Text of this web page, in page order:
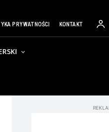
PRYWATNOŚCI KONTAKT